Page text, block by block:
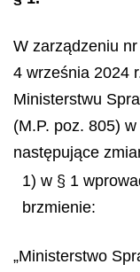
W zarządzeniu
4 września 2024
Ministerstwu
(M.P. poz. 805)
następujące
1) w § 1
brzmienie:
„Ministerstwo